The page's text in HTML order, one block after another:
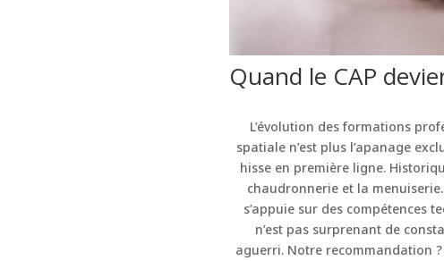
Quand le CAP
L’évolution des formations
spatiale n’est plus l’apanage
hisse en première ligne.
chaudronnerie et la
s’appuie sur des compétences
n’est pas surprenant de
aguerri. Notre recommandation ?